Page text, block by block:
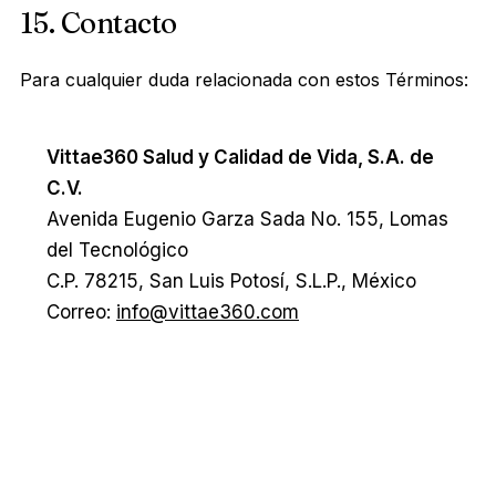
15. Contacto
Para cualquier duda relacionada con estos Términos:
Vittae360 Salud y Calidad de Vida, S.A. de
C.V.
Avenida Eugenio Garza Sada No. 155, Lomas
del Tecnológico
C.P. 78215, San Luis Potosí, S.L.P., México
Correo: info@vittae360.com